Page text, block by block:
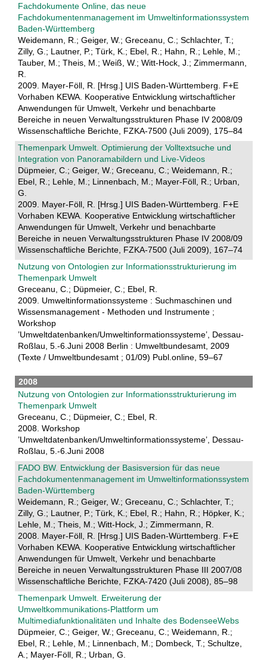
Fachdokumente Online, das neue
Fachdokumentenmanagement im Umweltinformationssystem
Baden-Württemberg
Weidemann, R.; Geiger, W.; Greceanu, C.; Schlachter, T.;
Zilly, G.; Lautner, P.; Türk, K.; Ebel, R.; Hahn, R.; Lehle, M.;
Tauber, M.; Theis, M.; Weiß, W.; Witt-Hock, J.; Zimmermann,
R.
2009. Mayer-Föll, R. [Hrsg.] UIS Baden-Württemberg. F+E
Vorhaben KEWA. Kooperative Entwicklung wirtschaftlicher
Anwendungen für Umwelt, Verkehr und benachbarte
Bereiche in neuen Verwaltungsstrukturen Phase IV 2008/09
Wissenschaftliche Berichte, FZKA-7500 (Juli 2009), 175–84
Themenpark Umwelt. Optimierung der Volltextsuche und
Integration von Panoramabildern und Live-Videos
Düpmeier, C.; Geiger, W.; Greceanu, C.; Weidemann, R.;
Ebel, R.; Lehle, M.; Linnenbach, M.; Mayer-Föll, R.; Urban,
G.
2009. Mayer-Föll, R. [Hrsg.] UIS Baden-Württemberg. F+E
Vorhaben KEWA. Kooperative Entwicklung wirtschaftlicher
Anwendungen für Umwelt, Verkehr und benachbarte
Bereiche in neuen Verwaltungsstrukturen Phase IV 2008/09
Wissenschaftliche Berichte, FZKA-7500 (Juli 2009), 167–74
Nutzung von Ontologien zur Informationsstrukturierung im
Themenpark Umwelt
Greceanu, C.; Düpmeier, C.; Ebel, R.
2009. Umweltinformationssysteme : Suchmaschinen und
Wissensmanagement - Methoden und Instrumente ;
Workshop
’Umweltdatenbanken/Umweltinformationssysteme’, Dessau-
Roßlau, 5.-6.Juni 2008 Berlin : Umweltbundesamt, 2009
(Texte / Umweltbundesamt ; 01/09) Publ.online, 59–67
2008
Nutzung von Ontologien zur Informationsstrukturierung im
Themenpark Umwelt
Greceanu, C.; Düpmeier, C.; Ebel, R.
2008. Workshop
’Umweltdatenbanken/Umweltinformationssysteme’, Dessau-
Roßlau, 5.-6.Juni 2008
FADO BW. Entwicklung der Basisversion für das neue
Fachdokumentenmanagement im Umweltinformationssystem
Baden-Württemberg
Weidemann, R.; Geiger, W.; Greceanu, C.; Schlachter, T.;
Zilly, G.; Lautner, P.; Türk, K.; Ebel, R.; Hahn, R.; Höpker, K.;
Lehle, M.; Theis, M.; Witt-Hock, J.; Zimmermann, R.
2008. Mayer-Föll, R. [Hrsg.] UIS Baden-Württemberg. F+E
Vorhaben KEWA. Kooperative Entwicklung wirtschaftlicher
Anwendungen für Umwelt, Verkehr und benachbarte
Bereiche in neuen Verwaltungsstrukturen Phase III 2007/08
Wissenschaftliche Berichte, FZKA-7420 (Juli 2008), 85–98
Themenpark Umwelt. Erweiterung der
Umweltkommunikations-Plattform um
Multimediafunktionalitäten und Inhalte des BodenseeWebs
Düpmeier, C.; Geiger, W.; Greceanu, C.; Weidemann, R.;
Ebel, R.; Lehle, M.; Linnenbach, M.; Dombeck, T.; Schultze,
A.; Mayer-Föll, R.; Urban, G.